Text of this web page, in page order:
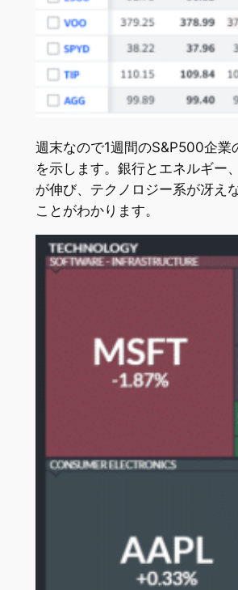
週末なので1週間のS&P500企業
を示します。銀行とエネルギー
が伸び、テクノロジー系が冴え
ことがわかります。